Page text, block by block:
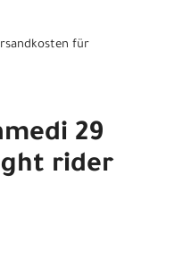
für
29
rider